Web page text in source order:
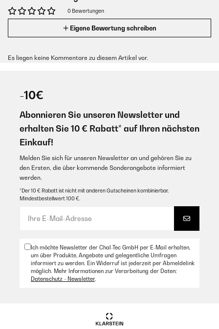
0 Bewertungen
Eigene Bewertung schreiben
Es liegen keine Kommentare zu diesem Artikel vor.
-10€
Abonnieren Sie unseren Newsletter und
erhalten Sie 10 € Rabatt* auf Ihren nächsten
Einkauf!
Melden Sie sich für unseren Newsletter an und gehören Sie zu
den Ersten, die über kommende Sonderangebote informiert
werden.
*Der 10 € Rabatt ist nicht mit anderen Gutscheinen kombinierbar.
Mindestbestellwert 100 €.
Ich möchte Newsletter der Chal-Tec GmbH per E-Mail erhalten,
um über Produkte, Angebote und gelegentliche Umfragen
informiert zu werden. Ein Widerruf ist jederzeit per Abmeldelink
möglich. Mehr Informationen zur Verarbeitung der Daten:
Datenschutz - Newsletter.